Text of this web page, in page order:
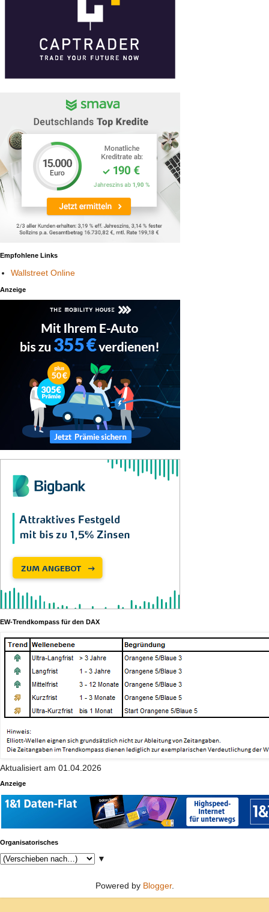
Empfohlene Links
Wallstreet Online
Anzeige
EW-Trendkompass für den DAX
Aktualisiert am 01.04.2026
Anzeige
Organisatorisches
▼
Powered by Blogger.